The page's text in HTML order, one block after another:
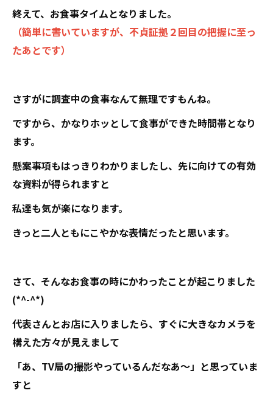
終えて、お食事タイムとなりました。
（簡単に書いていますが、不貞証拠２回目の把握に至っ
たあとです）
さすがに調査中の食事なんて無理ですもんね。
ですから、かなりホッとして食事ができた時間帯となり
ます。
懸案事項もはっきりわかりましたし、先に向けての有効
な資料が得られますと
私達も気が楽になります。
きっと二人ともにこやかな表情だったと思います。
さて、そんなお食事の時にかわったことが起こりました
(*^-^*)
代表さんとお店に入りましたら、すぐに大きなカメラを
構えた方々が見えまして
「あ、TV局の撮影やっているんだなあ～」と思っていま
すと